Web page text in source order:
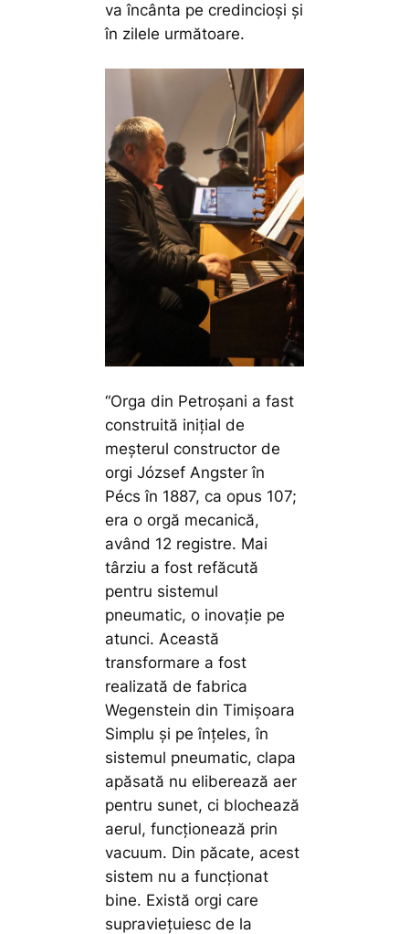
va încânta pe credincioși și
în zilele următoare.
“Orga din Petroșani a fast
construită inițial de
meșterul constructor de
orgi József Angster în
Pécs în 1887, ca opus 107;
era o orgă mecanică,
având 12 registre. Mai
târziu a fost refăcută
pentru sistemul
pneumatic, o inovație pe
atunci. Această
transformare a fost
realizată de fabrica
Wegenstein din Timișoara
Simplu și pe înțeles, în
sistemul pneumatic, clapa
apăsată nu eliberează aer
pentru sunet, ci blochează
aerul, funcționează prin
vacuum. Din păcate, acest
sistem nu a funcționat
bine. Există orgi care
supraviețuiesc de la